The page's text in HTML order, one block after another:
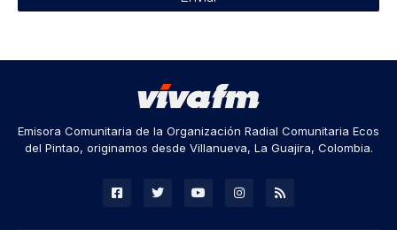
Emisora Comunitaria de la Organización Radial Comunitaria Ecos
del Pintao, originamos desde Villanueva, La Guajira, Colombia.